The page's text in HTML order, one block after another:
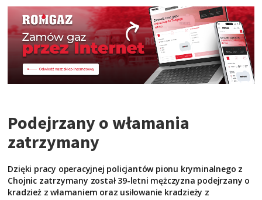
Podejrzany o włamania
zatrzymany
Dzięki pracy operacyjnej policjantów pionu kryminalnego z
Chojnic zatrzymany został 39-letni mężczyzna podejrzany o
kradzież z włamaniem oraz usiłowanie kradzieży z